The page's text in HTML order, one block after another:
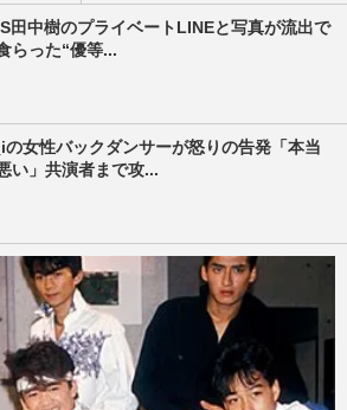
田中樹のプライベートLINEと写真が流出で
らった“優等...
女性バックダンサーが怒りの告発「本当
い」共演者まで攻...